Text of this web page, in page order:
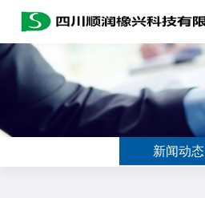
新闻动态